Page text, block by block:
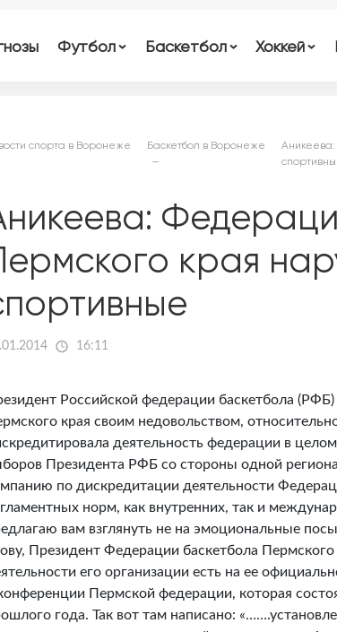
Футбол Баскетбол Хоккей
спорта в Воронеже Баскетбол в Воронеже
края
16:11
Российской федерации баскетбола
края своим недовольством,
деятельность федерации в
Президента РФБ со стороны одной
по дискредитации деятельности
норм, как внутренних, так и
вам взглянуть не на эмоциональные
Президент Федерации баскетбола
его организации есть на ее
Пермской федерации, которая
года. Так вот там написано: